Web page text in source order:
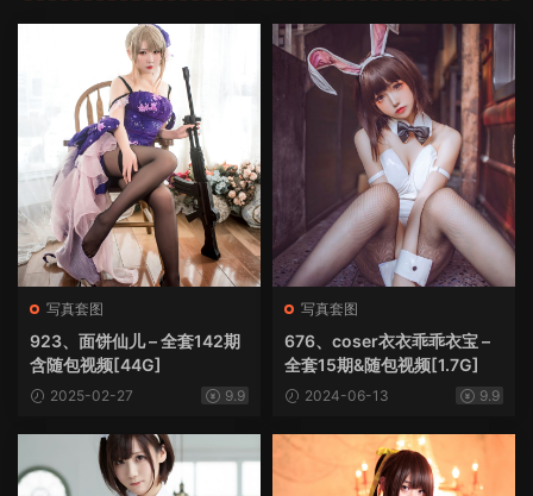
写真套图
923、面饼仙儿 – 全套142期
含随包视频[44G]
2025-02-27 9.9
写真套图
676、coser衣衣乖乖衣宝 –
全套15期&随包视频[1.7G]
2024-06-13 9.9